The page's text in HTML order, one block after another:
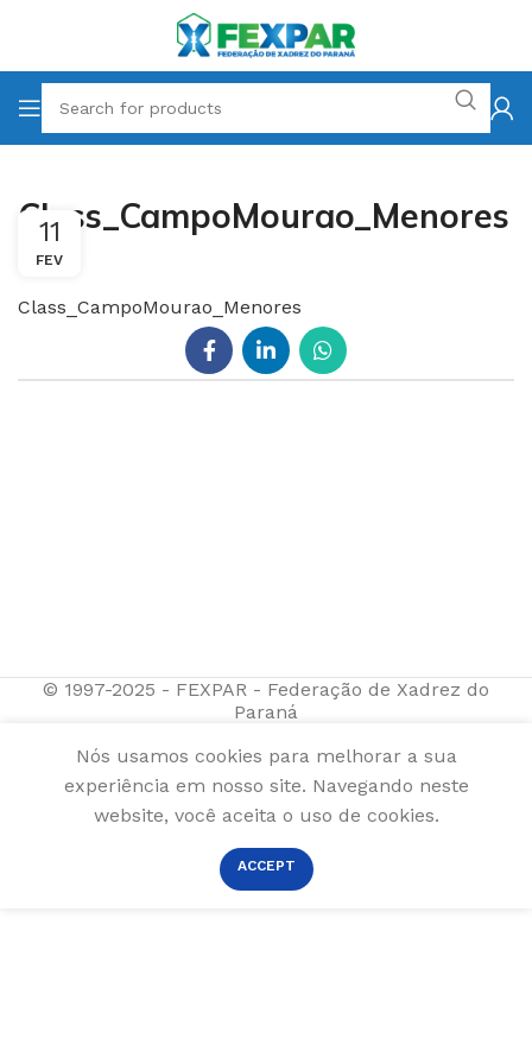
Class_CampoMourao_Menores
11
FEV
Class_CampoMourao_Menores
© 1997-2025 - FEXPAR - Federação de Xadrez do
Paraná
Nós usamos cookies para melhorar a sua
experiência em nosso site. Navegando neste
website, você aceita o uso de cookies.
ACCEPT